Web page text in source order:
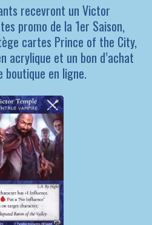
recevront un Victor
promo de la 1er Saison,
cartes Prince of the City,
acrylique et un bon d’achat
en ligne.